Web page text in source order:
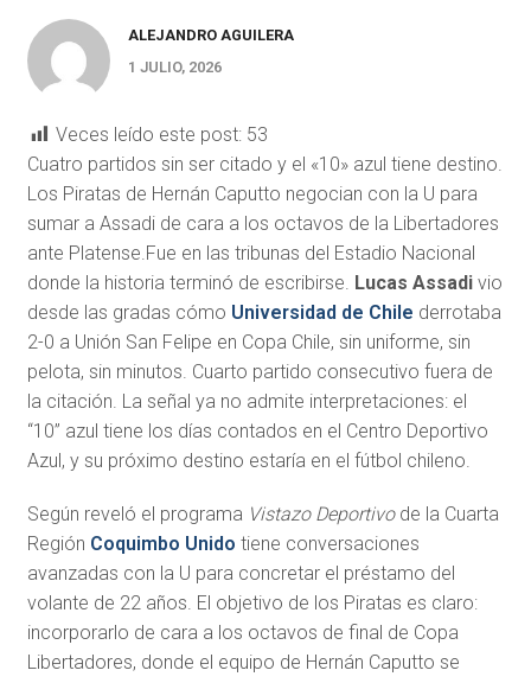
ALEJANDRO AGUILERA
1 JULIO, 2026
Veces leído este post: 53
Cuatro partidos sin ser citado y el «10» azul tiene destino.
Los Piratas de Hernán Caputto negocian con la U para
sumar a Assadi de cara a los octavos de la Libertadores
ante Platense.Fue en las tribunas del Estadio Nacional
donde la historia terminó de escribirse. Lucas Assadivio
desde las gradas cómo Universidad de Chile derrotaba
2-0 a Unión San Felipe en Copa Chile, sin uniforme, sin
pelota, sin minutos. Cuarto partido consecutivo fuera de
la citación. La señal ya no admite interpretaciones: el
“10” azul tiene los días contados en el Centro Deportivo
Azul, y su próximo destino estaría en el fútbol chileno.
Según reveló el programa Vistazo Deportivode la Cuarta
Región Coquimbo Unido tiene conversaciones
avanzadas con la U para concretar el préstamo del
volante de 22 años. El objetivo de los Piratas es claro:
incorporarlo de cara a los octavos de final de Copa
Libertadores, donde el equipo de Hernán Caputto se